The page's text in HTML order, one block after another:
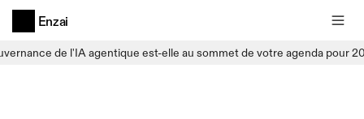
de l'IA agentique est-elle au sommet de votre agenda pour
Enzai